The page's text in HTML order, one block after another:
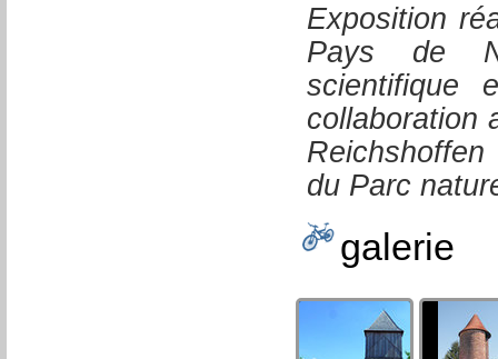
Exposition
Pays de
scientifique
collaboration
du Parc
galerie